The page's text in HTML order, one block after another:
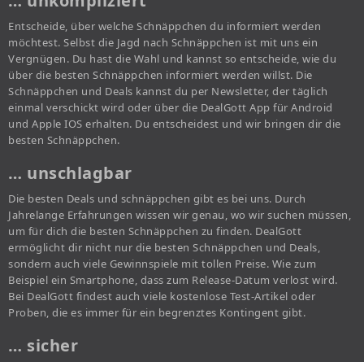
Entscheide, über welche Schnäppchen du informiert werden
möchtest. Selbst die Jagd nach Schnäppchen ist mit uns ein
Vergnügen. Du hast die Wahl und kannst so entscheide, wie du
über die besten Schnäppchen informiert werden willst. Die
Schnäppchen und Deals kannst du per Newsletter, der täglich
einmal verschickt wird oder über die DealGott App für Android
und Apple IOS erhalten. Du entscheidest und wir bringen dir die
besten Schnäppchen.
… unschlagbar
Die besten Deals und schnäppchen gibt es bei uns. Durch
Jahrelange Erfahrungen wissen wir genau, wo wir suchen müssen,
um für dich die besten Schnäppchen zu finden. DealGott
ermöglicht dir nicht nur die besten Schnäppchen und Deals,
sondern auch viele Gewinnspiele mit tollen Preise. Wie zum
Beispiel ein Smartphone, dass zum Release-Datum verlost wird.
Bei DealGott findest auch viele kostenlose Test-Artikel oder
Proben, die es immer für ein begrenztes Kontingent gibt.
… sicher